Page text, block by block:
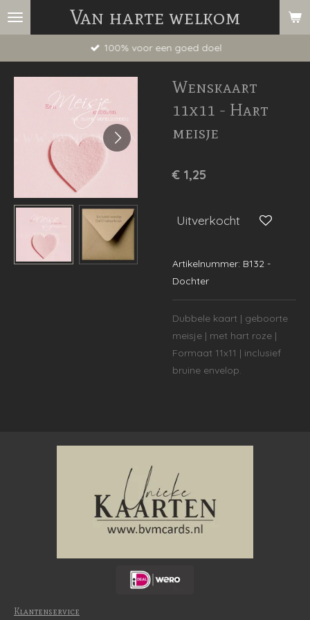
Ga
Van harte welkom
100% voor een goed doel
Wenskaart
11x11 - Hart
meisje
€ 1,25
Uitverkocht
Artikelnummer: B132 -
Dochter
Dubbele kaart | geboorte
meisje | met hart roze |
Formaat 11x11 | inclusief
bruine envelop.
Klantenservice